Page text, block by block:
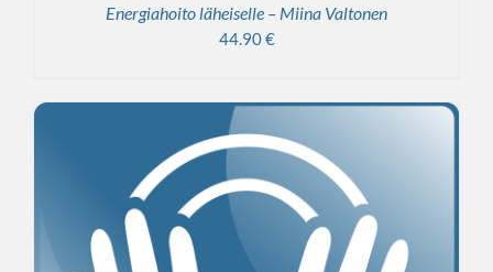
Energiahoito läheiselle – Miina Valtonen
44.90€